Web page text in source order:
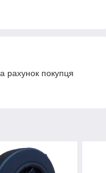
рахунок покупця